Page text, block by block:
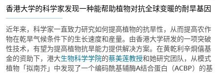
香港大学的科学家发现一种能帮助植物对抗全球变暖的耐旱基因
近年来，科学家一直致力研究如何提高植物的抗旱性，从而提高农作
物在乾旱气候条件下的生长速度和産量。由香港大学研发的一项突破
性技术，有望为提高植物抗旱能力提供解决方案。在黄乾利辛烱僖基
金的资助下，港大生物科学学院的蔡美莲教授和她研究团队，从模式
植物「拟南芥」中发现了一个编码酰基辅酶A结合蛋白（ACBP）的基